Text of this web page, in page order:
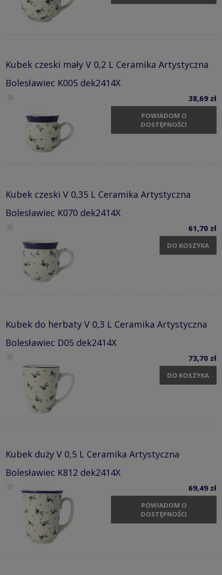
Kubek czeski mały V 0,2 L Ceramika Artystyczna
Bolesławiec K005 dek2414X
38,69 zł
POWIADOM O
DOSTĘPNOŚCI
Kubek czeski V 0,35 L Ceramika Artystyczna
Bolesławiec K070 dek2414X
61,70 zł
DO KOSZYKA
Kubek do herbaty V 0,3 L Ceramika Artystyczna
Bolesławiec D05 dek2414X
73,70 zł
DO KOSZYKA
Kubek duży V 0,5 L Ceramika Artystyczna
Bolesławiec K812 dek2414X
69,49 zł
POWIADOM O
DOSTĘPNOŚCI